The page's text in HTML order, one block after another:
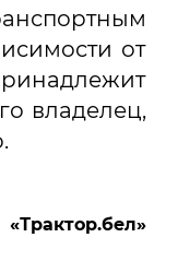
от
владелец,
«Трактор.бел»